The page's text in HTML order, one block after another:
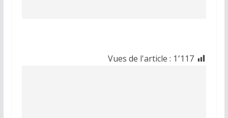
Vues de l'article : 1٬117